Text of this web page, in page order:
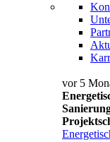
vor 5